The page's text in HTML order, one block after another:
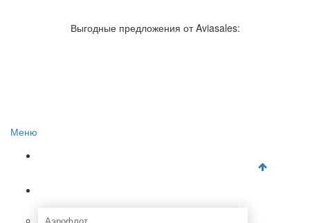
Отзывы об авиакомпаниях
Отзывы об аэропортах
Выгодные предложения от Aviasales:
Меню